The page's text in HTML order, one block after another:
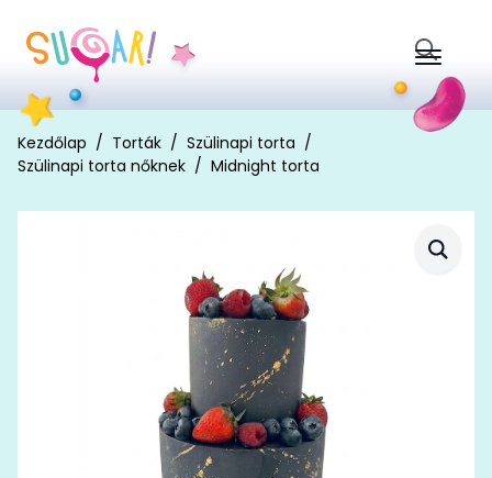
Search
for:
Kezdőlap Torták
Szülinapi torta
Szülinapi torta nőknek
Midnight torta